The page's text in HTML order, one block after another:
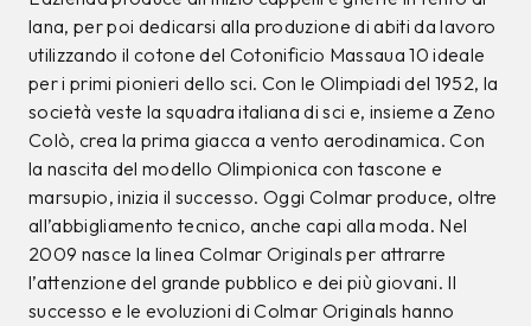
lana, per poi dedicarsi alla produzione di abiti da lavoro
utilizzando il cotone del Cotonificio Massaua 10 ideale
per i primi pionieri dello sci. Con le Olimpiadi del 1952, la
società veste la squadra italiana di sci e, insieme a Zeno
Colò, crea la prima giacca a vento aerodinamica. Con
la nascita del modello Olimpionica con tascone e
marsupio, inizia il successo. Oggi Colmar produce, oltre
all’abbigliamento tecnico, anche capi alla moda. Nel
2009 nasce la linea Colmar Originals per attrarre
l’attenzione del grande pubblico e dei più giovani. Il
successo e le evoluzioni di Colmar Originals hanno